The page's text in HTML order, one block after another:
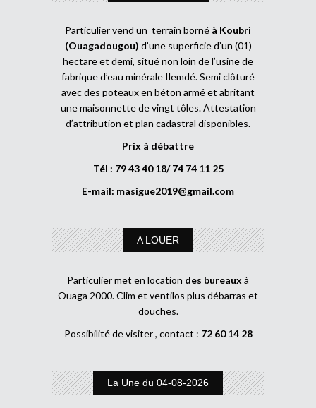
Particulier vend un terrain borné à Koubri
(Ouagadougou) d’une superficie d’un (01)
hectare et demi, situé non loin de l’usine de
fabrique d’eau minérale Ilemdé. Semi clôturé
avec des poteaux en béton armé et abritant
une maisonnette de vingt tôles. Attestation
d’attribution et plan cadastral disponibles.
Prix à débattre
Tél : 79 43 40 18/ 74 74 11 25
E-mail: masigue2019@gmail.com
A LOUER
Particulier met en location des bureaux à
Ouaga 2000. Clim et ventilos plus débarras et
douches.
Possibilité de visiter , contact : 72 60 14 28
La Une du 04-08-2026